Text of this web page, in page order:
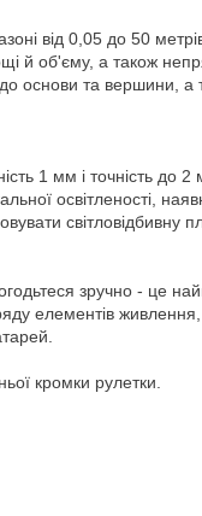
від 0,05 до 50
й об'єму, а також
основи та вершини, а
1 мм і точність до
освітленості,
світловідбивну
зручно - це
елементів
кромки рулетки.